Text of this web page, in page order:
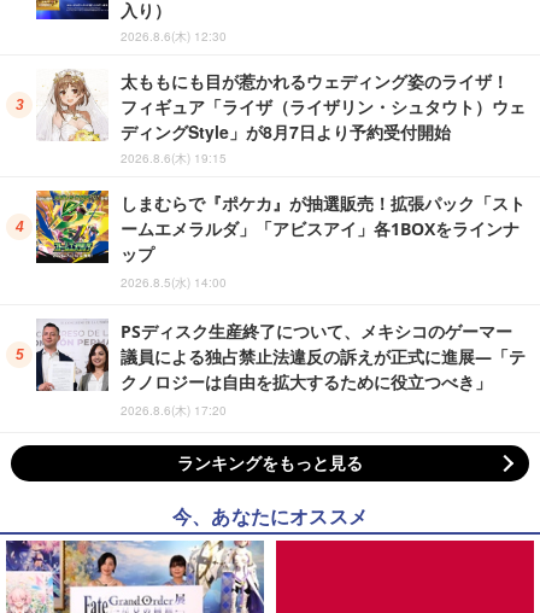
入り）
2026.8.6(木) 12:30
太ももにも目が惹かれるウェディング姿のライザ！
フィギュア「ライザ（ライザリン・シュタウト）ウェ
ディングStyle」が8月7日より予約受付開始
2026.8.6(木) 19:15
しまむらで『ポケカ』が抽選販売！拡張パック「スト
ームエメラルダ」「アビスアイ」各1BOXをラインナ
ップ
2026.8.5(水) 14:00
PSディスク生産終了について、メキシコのゲーマー
議員による独占禁止法違反の訴えが正式に進展―「テ
クノロジーは自由を拡大するために役立つべき」
2026.8.6(木) 17:20
ランキングをもっと見る
今、あなたにオススメ